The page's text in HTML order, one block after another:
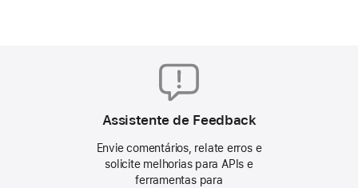
Assistente de Feedback
Envie comentários, relate erros e
solicite melhorias para APIs e
ferramentas para